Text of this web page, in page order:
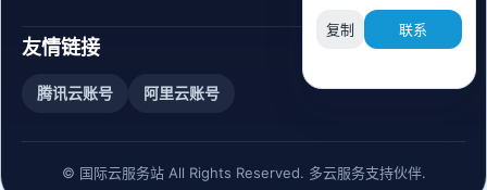
友情链接
腾讯云账号 阿里云账号
© 国际云服务站 All Rights Reserved. 多云服务支持伙伴.
复制 联系